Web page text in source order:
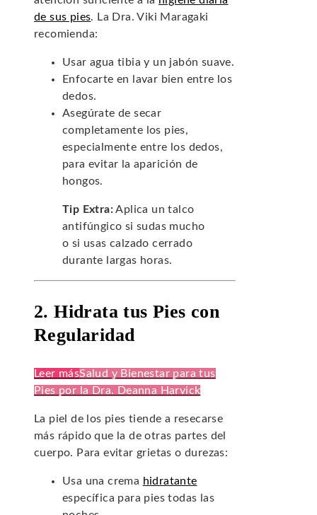
de sus pies. La Dra. Viki Maragaki
recomienda:
Usar agua tibia y un jabón suave.
Enfocarte en lavar bien entre los
dedos.
Asegúrate de secar
completamente los pies,
especialmente entre los dedos,
para evitar la aparición de
hongos.
Tip Extra:Aplica un talco
antifúngico si sudas mucho
o si usas calzado cerrado
durante largas horas.
2. Hidrata tus Pies con
Regularidad
Leer másSalud y Bienestar para tus
Pies por la Dra. Deanna Harvick
La piel de los pies tiende a resecarse
más rápido que la de otras partes del
cuerpo. Para evitar grietas o durezas:
Usa una crema hidratante
específica para pies todas las